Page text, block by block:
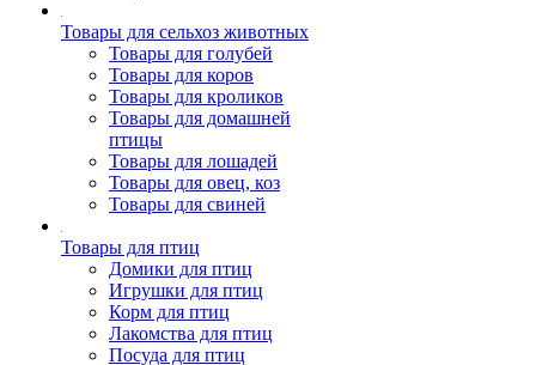
Товары для сельхоз животных
Товары для голубей
Товары для коров
Товары для кроликов
Товары для домашней
птицы
Товары для лошадей
Товары для овец, коз
Товары для свиней
Товары для птиц
Домики для птиц
Игрушки для птиц
Корм для птиц
Лакомства для птиц
Посуда для птиц